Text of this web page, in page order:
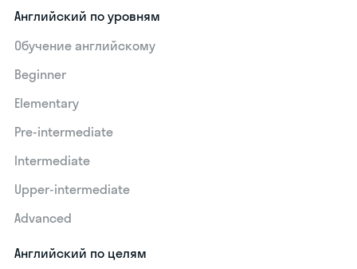
Английский по уровням
Обучение английскому
Beginner
Elementary
Pre-intermediate
Intermediate
Upper-intermediate
Advanced
Английский по целям